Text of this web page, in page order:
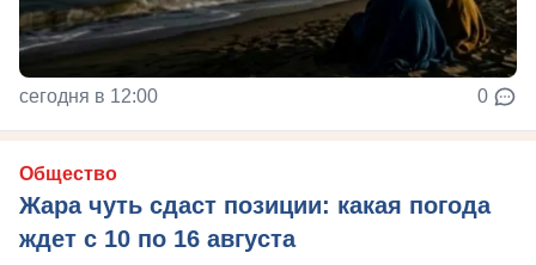
сегодня в 12:00 0
Общество
Жара чуть сдаст позиции: какая погода
ждет с 10 по 16 августа